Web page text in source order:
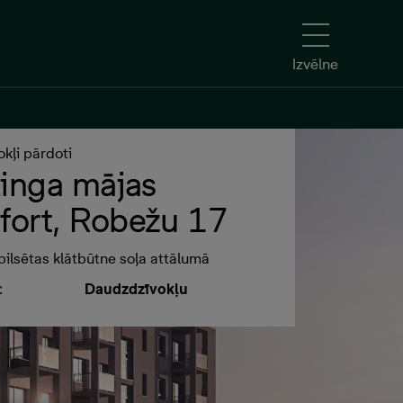
Izvēlne
pārdoti
mājas
Robežu 17
klātbūtne soļa attālumā
Daudzdzīvokļu
Izvēlne